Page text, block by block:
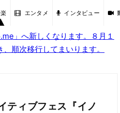
エンタメ インタビュー
」へ新しくなります。８月１
順次移行してまいります。
ティブフェス『イノ